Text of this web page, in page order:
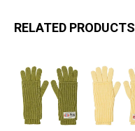
RELATED PRODUCTS